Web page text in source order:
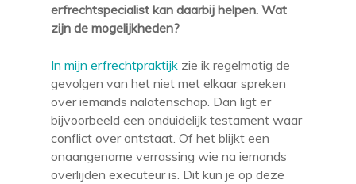
erfrechtspecialist kan daarbij helpen. Wat
zijn de mogelijkheden?
In mijn erfrechtpraktijk zie ik regelmatig de
gevolgen van het niet met elkaar spreken
over iemands nalatenschap. Dan ligt er
bijvoorbeeld een onduidelijk testament waar
conflict over ontstaat. Of het blijkt een
onaangename verrassing wie na iemands
overlijden executeur is. Dit kun je op deze